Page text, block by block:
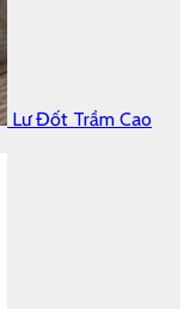
Lư Đốt Trầm Cao